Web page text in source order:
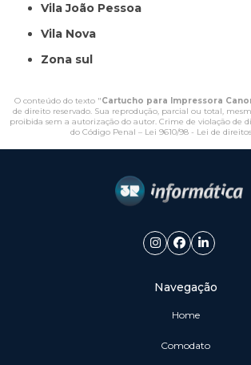
Vila João Pessoa
Vila Nova
Zona sul
O conteúdo do texto "Cartucho para Impressora
de direito reservado. Sua reprodução, parcial ou total,
proibida sem a autorização do autor. Crime de violação de
do Código Penal – Lei 9610/98 - Lei de
Navegação
Home
Comodato